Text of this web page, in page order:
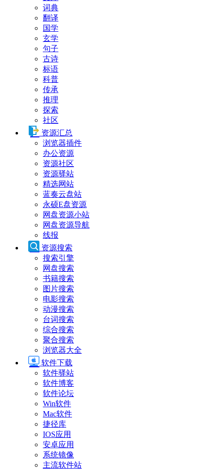
词典
翻译
国学
玄学
句子
古诗
标语
科普
传承
推理
探索
社区
资源汇总
浏览器插件
办公资源
资源社区
资源驿站
精选网站
蓝奏云盘站
永硕E盘资源
网盘资源小站
网盘资源导航
线报
资源搜索
搜索引擎
网盘搜索
书籍搜索
图片搜索
电影搜索
动漫搜索
台词搜索
综合搜索
聚合搜索
浏览器大全
软件下载
软件驿站
软件博客
软件论坛
Win软件
Mac软件
捷径库
IOS应用
安卓应用
系统镜像
主流软件站